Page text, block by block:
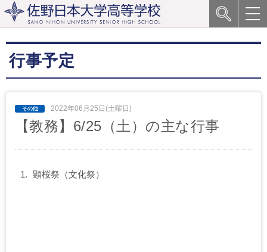
行事予定
2022年06月25日(土曜日)
【教務】6/25（土）の主な行事
顕桜祭（文化祭）